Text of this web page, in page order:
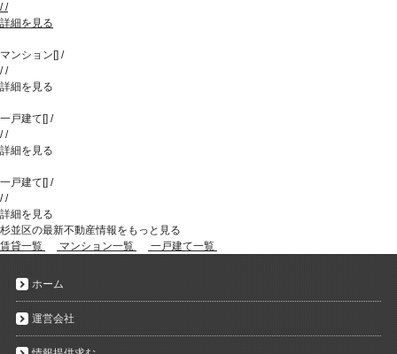
//
詳細を見る
マンション [] /
//
詳細を見る
一戸建て [] /
//
詳細を見る
一戸建て [] /
//
詳細を見る
杉並区の最新不動産情報をもっと見る
賃貸一覧
マンション一覧 一戸建て一覧
ホーム
運営会社